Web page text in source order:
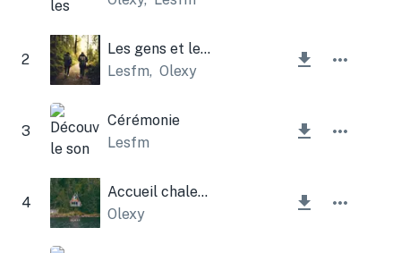
2
Les gens et les arbres
Lesfm, Olexy
3
Cérémonie
Lesfm
4
Accueil chaleureux
Olexy